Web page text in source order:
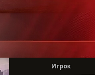
Игрок